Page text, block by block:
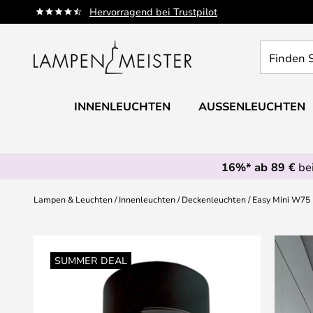
Hervorragend bei Trustpilot
Zum
Inhalt
Sie
Leuchte...
INNENLEUCHTEN AUSSENLEUCHTEN
16%* ab 89 €
Lampen & Leuchten Innenleuchten Deckenleuchten Easy Mini
SUMMER DEAL
Ende